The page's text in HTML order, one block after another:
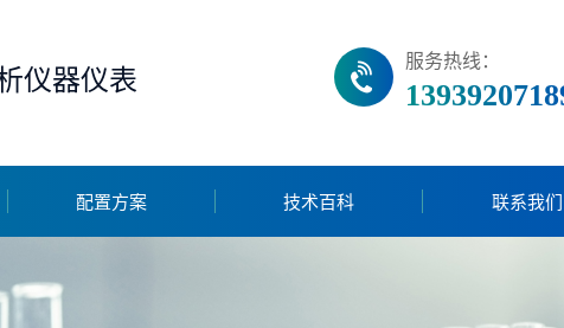
仪器仪表 服务热线：
配置方案 技术百科 联系我们